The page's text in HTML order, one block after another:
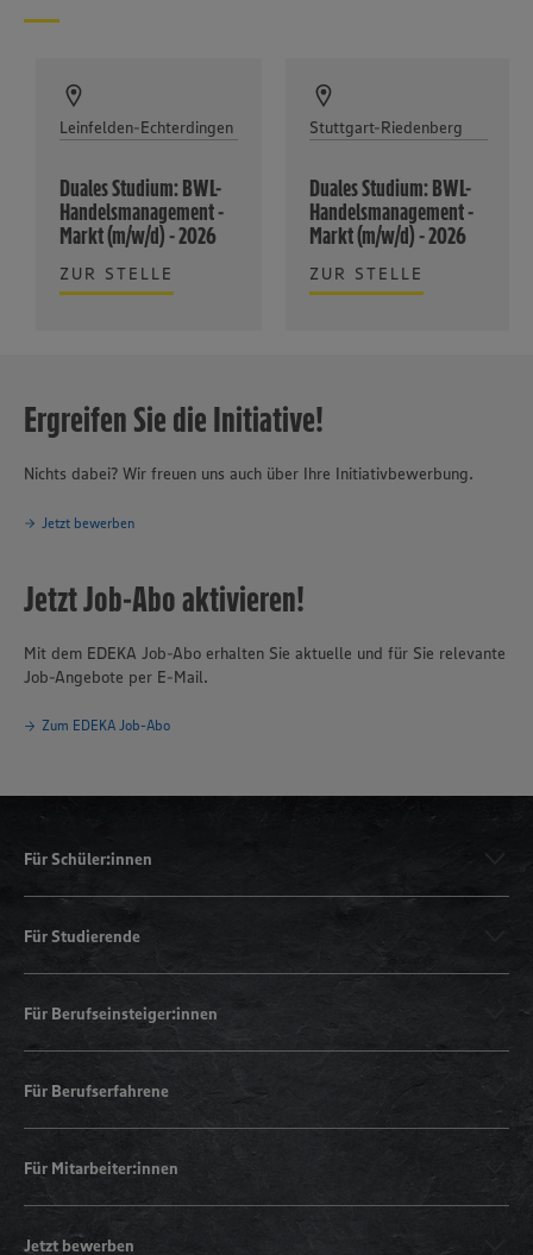
Leinfelden-Echterdingen
Duales Studium: BWL-
Handelsmanagement -
Markt (m/w/d) - 2026
ZUR STELLE
Stuttgart-Riedenberg
Duales Studium: BWL-
Handelsmanagement -
Markt (m/w/d) - 2026
ZUR STELLE
Ergreifen Sie die Initiative!
Nichts dabei? Wir freuen uns auch über Ihre Initiativbewerbung.
Jetzt bewerben
Jetzt Job-Abo aktivieren!
Mit dem EDEKA Job-Abo erhalten Sie aktuelle und für Sie relevante
Job-Angebote per E-Mail.
Zum EDEKA Job-Abo
Für Schüler:innen
Für Studierende
Für Berufseinsteiger:innen
Für Berufserfahrene
Für Mitarbeiter:innen
Jetzt bewerben